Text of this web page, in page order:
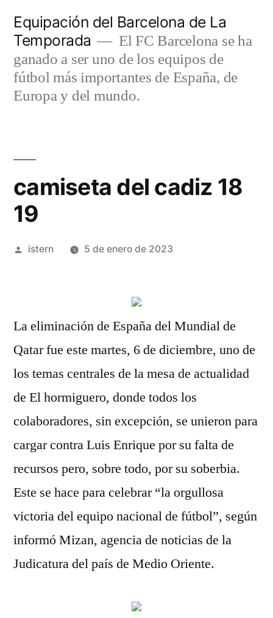
contenido
Equipación del Barcelona de La
Temporada
El FC Barcelona se ha
ganado a ser uno de los equipos de
fútbol más importantes de España, de
Europa y del mundo.
camiseta del cadiz 18
19
Publicado
istern 5 de enero de 2023
La eliminación de España del Mundial de
Qatar fue este martes, 6 de diciembre, uno de
los temas centrales de la mesa de actualidad
de El hormiguero, donde todos los
colaboradores, sin excepción, se unieron para
cargar contra Luis Enrique por su falta de
recursos pero, sobre todo, por su soberbia.
Este se hace para celebrar “la orgullosa
victoria del equipo nacional de fútbol”, según
informó Mizan, agencia de noticias de la
Judicatura del país de Medio Oriente.